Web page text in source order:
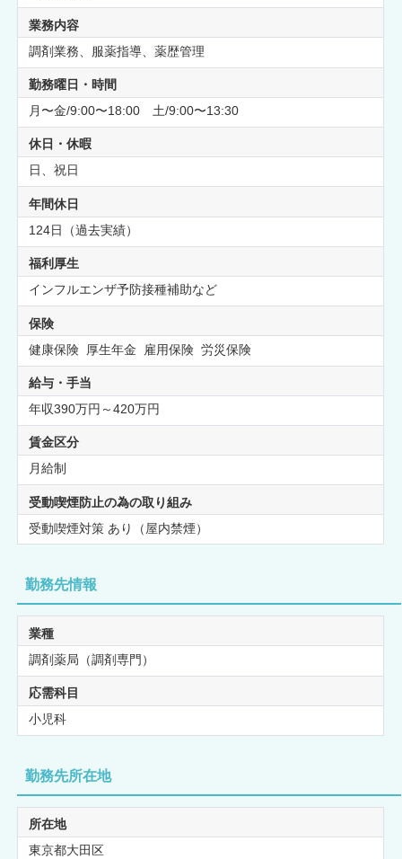
業務内容
調剤業務、服薬指導、薬歴管理
勤務曜日・時間
月〜金/9:00〜18:00 土/9:00〜13:30
休日・休暇
日、祝日
年間休日
124日（過去実績）
福利厚生
インフルエンザ予防接種補助など
保険
健康保険 厚生年金 雇用保険 労災保険
給与・手当
年収390万円～420万円
賃金区分
月給制
受動喫煙防止の為の取り組み
受動喫煙対策 あり（屋内禁煙）
勤務先情報
業種
調剤薬局（調剤専門）
応需科目
小児科
勤務先所在地
所在地
東京都大田区